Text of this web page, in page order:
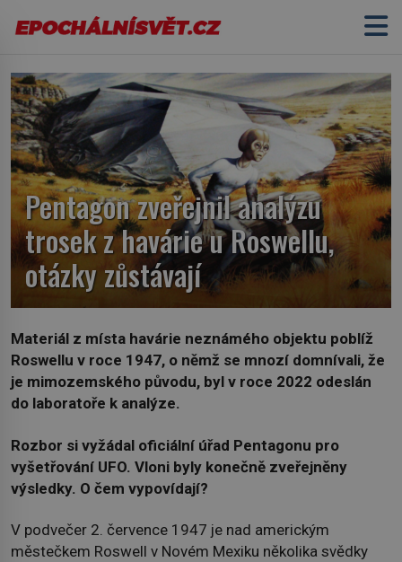
Pentagon zveřejnil analýzu
trosek z havárie u Roswellu,
otázky zůstávají
Materiál z místa havárie neznámého objektu poblíž
Roswellu v roce 1947, o němž se mnozí domnívali, že
je mimozemského původu, byl v roce 2022 odeslán
do laboratoře k analýze.
Rozbor si vyžádal oficiální úřad Pentagonu pro
vyšetřování UFO. Vloni byly konečně zveřejněny
výsledky. O čem vypovídají?
V podvečer 2. července 1947 je nad americkým
městečkem Roswell v Novém Mexiku několika svědky